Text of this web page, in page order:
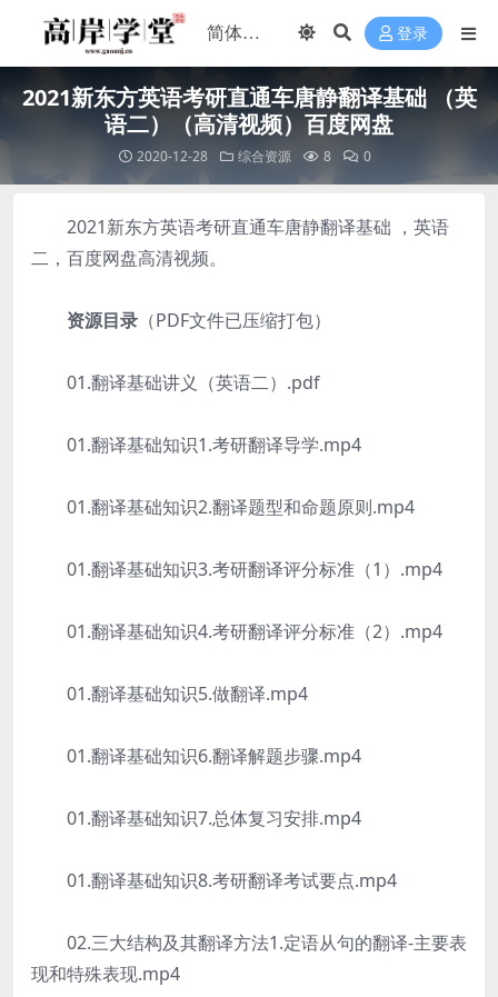
登录
2021新东方英语考研直通车唐静翻译基础 （英
语二）（高清视频）百度网盘
2020-12-28 综合资源 8 0
2021新东方英语考研直通车唐静翻译基础 ，英语
二，百度网盘高清视频。
资源目录 （PDF文件已压缩打包）
01.翻译基础讲义（英语二）.pdf
01.翻译基础知识1.考研翻译导学.mp4
01.翻译基础知识2.翻译题型和命题原则.mp4
01.翻译基础知识3.考研翻译评分标准（1）.mp4
01.翻译基础知识4.考研翻译评分标准（2）.mp4
01.翻译基础知识5.做翻译.mp4
01.翻译基础知识6.翻译解题步骤.mp4
01.翻译基础知识7.总体复习安排.mp4
01.翻译基础知识8.考研翻译考试要点.mp4
02.三大结构及其翻译方法1.定语从句的翻译-主要表
现和特殊表现.mp4